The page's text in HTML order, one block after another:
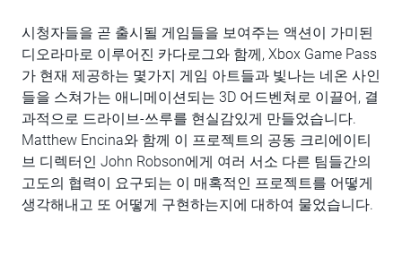
시청자들을 곧 출시될 게임들을 보여주는 액션이 가미된
디오라마로 이루어진 카다로그와 함께, Xbox Game Pass
가 현재 제공하는 몇가지 게임 아트들과 빛나는 네온 사인
들을 스쳐가는 애니메이션되는 3D 어드벤쳐로 이끌어, 결
과적으로 드라이브-쓰루를 현실감있게 만들었습니다.
Matthew Encina와 함께 이 프로젝트의 공동 크리에이티
브 디렉터인 John Robson에게 여러 서소 다른 팀들간의
고도의 협력이 요구되는 이 매혹적인 프로젝트를 어떻게
생각해내고 또 어떻게 구현하는지에 대하여 물었습니다.